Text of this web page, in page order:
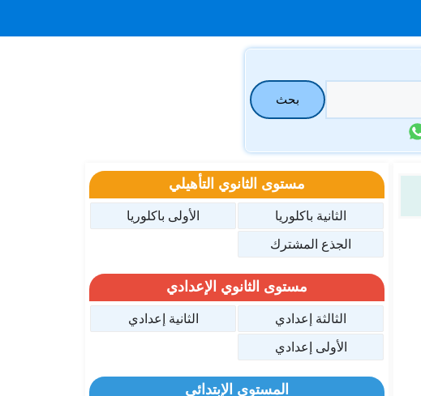
بحث
مستوى الثانوي التأهيلي
الثانية باكلوريا
الأولى باكلوريا
الجذع المشترك
مستوى الثانوي الإعدادي
الثالثة إعدادي
الثانية إعدادي
الأولى إعدادي
المستوى الإبتدائي